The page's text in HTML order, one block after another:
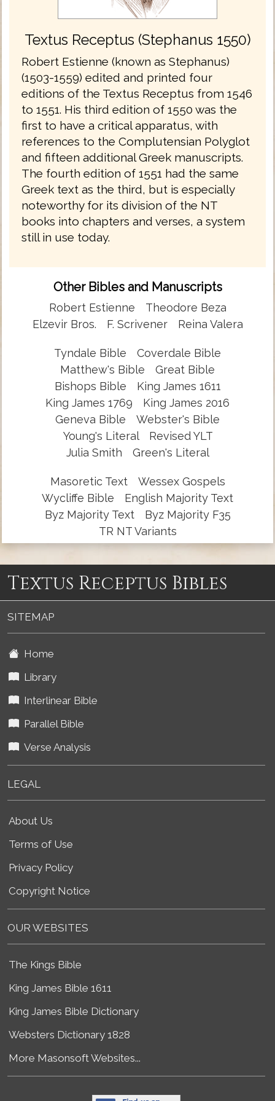
Textus Receptus (Stephanus 1550)
Robert Estienne (known as Stephanus)
(1503-1559) edited and printed four
editions of the Textus Receptus from 1546
to 1551. His third edition of 1550 was the
first to have a critical apparatus, with
references to the Complutensian Polyglot
and fifteen additional Greek manuscripts.
The fourth edition of 1551 had the same
Greek text as the third, but is especially
noteworthy for its division of the NT
books into chapters and verses, a system
still in use today.
Other Bibles and Manuscripts
Robert Estienne
Theodore Beza
Elzevir Bros.
F. Scrivener Reina Valera
Tyndale Bible
Coverdale Bible
Matthew's Bible
Great Bible
Bishops Bible
King James 1611
King James 1769
King James 2016
Geneva Bible
Webster's Bible
Young's Literal
Revised YLT
Julia Smith
Green's Literal
Masoretic Text
Wessex Gospels
Wycliffe Bible
English Majority Text
Byz Majority Text
Byz Majority F35
TR NT Variants
Textus Receptus Bibles
SITEMAP
Home
Library
Interlinear Bible
Parallel Bible
Verse Analysis
LEGAL
About Us
Terms of Use
Privacy Policy
Copyright Notice
OUR WEBSITES
The Kings Bible
King James Bible 1611
King James Bible Dictionary
Websters Dictionary 1828
More Masonsoft Websites...